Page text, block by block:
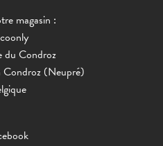
magasin :
du Condroz
Condroz (Neupré)